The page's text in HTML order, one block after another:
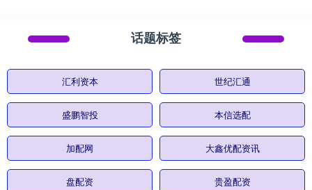
话题标签
汇利资本 世纪汇通
盛鹏智投 本信选配
加配网 大鑫优配资讯
盘配资 贵盈配资